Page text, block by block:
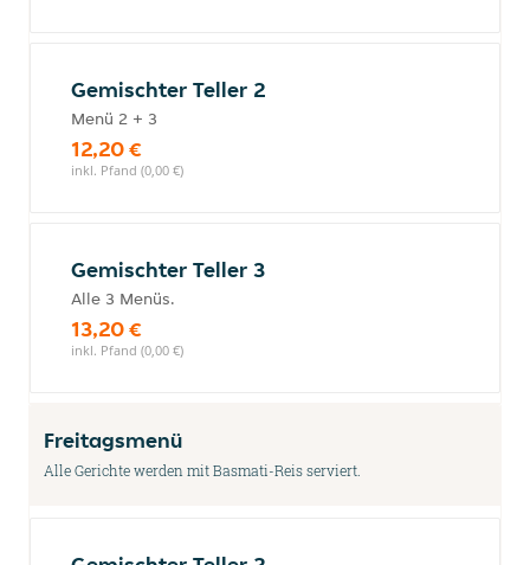
Gemischter Teller 2
Menü 2 + 3
12,20 €
inkl. Pfand (0,00 €)
Gemischter Teller 3
Alle 3 Menüs.
13,20 €
inkl. Pfand (0,00 €)
Freitagsmenü
Alle Gerichte werden mit Basmati-Reis serviert.